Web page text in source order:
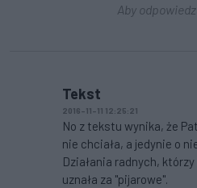
Aby
Tekst
2016-11-11 12:25:21
No z tekstu wynika, że
nie chciała, a jedynie o
Działania radnych,
uznała za "pijarowe".